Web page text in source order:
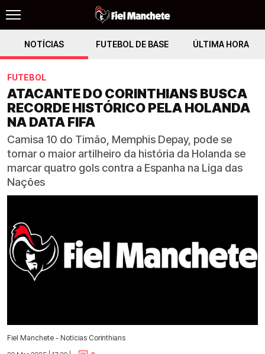
NOTÍCIAS FUTEBOL DE BASE ÚLTIMA HORA
FUTEBOL
ATACANTE DO CORINTHIANS BUSCA
RECORDE HISTÓRICO PELA HOLANDA
NA DATA FIFA
Camisa 10 do Timão, Memphis Depay, pode se
tornar o maior artilheiro da história da Holanda se
marcar quatro gols contra a Espanha na Liga das
Nações
Fiel Manchete - Notícias Corinthians